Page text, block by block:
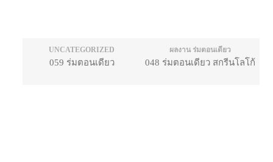
UNCATEGORIZED
059 ร่มตอนเดียว
ผลงาน ร่มตอนเดียว
048 ร่มตอนเดียว สกรีนโลโก้